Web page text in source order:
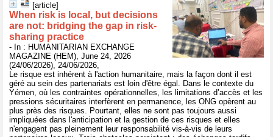
[article]
When risk is local, but decisions
are not: bridging the gap in risk-
sharing practice
- In : HUMANITARIAN EXCHANGE
MAGAZINE (HEM), June 24, 2026
(24/06/2026), 24/06/2026,
Le risque est inhérent à l'action humanitaire, mais la façon dont il est
géré au sein des partenariats est loin d'être égal. Dans le contexte du
Yémen, où les contraintes opérationnelles, les limitations d’accès et les
pressions sécuritaires interfèrent en permanence, les ONG opèrent au
plus près des risques. Pourtant, elles ne sont pas toujours aussi
impliquées dans l'anticipation et la gestion de ces risques et elles
n'engagent pas pleinement leur responsabilité vis-à-vis de leurs